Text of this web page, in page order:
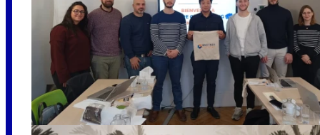
Promo 2